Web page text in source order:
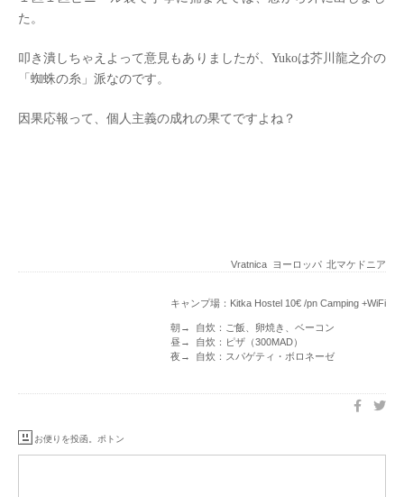
た。
叩き潰しちゃえよって意見もありましたが、Yukoは芥川龍之介の
「蜘蛛の糸」派なのです。
因果応報って、個人主義の成れの果てですよね？
Vratnica ヨーロッパ 北マケドニア
キャンプ場：Kitka Hostel 10€ /pn Camping +WiFi
朝→ 自炊：ご飯、卵焼き、ベーコン
昼→ 自炊：ピザ（300MAD）
夜→ 自炊：スパゲティ・ボロネーゼ
お便りを投函。ポトン